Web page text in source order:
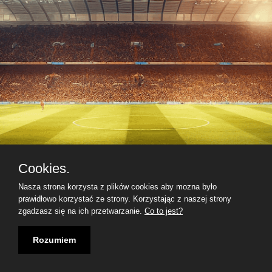
Cookies.
Nasza strona korzysta z plików cookies aby mozna było
prawidłowo korzystać ze strony. Korzystając z naszej strony
zgadzasz się na ich przetwarzanie. Co to jest?
Rozumiem